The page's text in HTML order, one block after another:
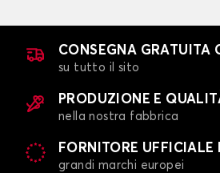
CONSEGNA GRATUITA
su tutto il sito
PRODUZIONE E
nella nostra fabbrica
FORNITORE UFFICIALE
grandi marchi europei